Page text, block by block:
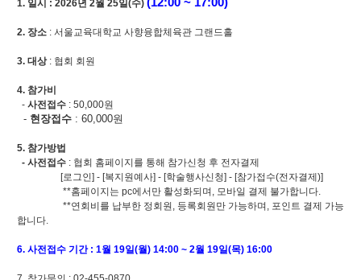
1. 일시 : 2026년 2월 25일(수)
2. 장소 : 서울교육대학교 사향융합체육관 그랜드홀
3. 대상: 협회 회원
4. 참가비
- 사전접수 : 50,000원
- 현장접수 : 60,000원
5. 참가방법
- 사전접수 : 협회 홈페이지를 통해 참가신청 후 전자결제
[로그인] - [복지원예사] - [학술행사신청] - [참가접수(전자결제)]
**홈페이지는 pc에서만 활성화되며, 모바일 결제 불가합니다.
**연회비를 납부한 정회원, 등록회원만 가능하며, 포인트 결제 가능
합니다.
6. 사전접수 기간 : 1월 19일(월) 14:00 ~ 2월 19일(목) 16:00